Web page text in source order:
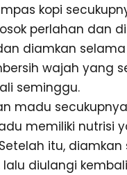
kopi
perlahan dan
diamkan
wajah yang
seminggu.
madu
memiliki nutrisi
itu,
diulangi